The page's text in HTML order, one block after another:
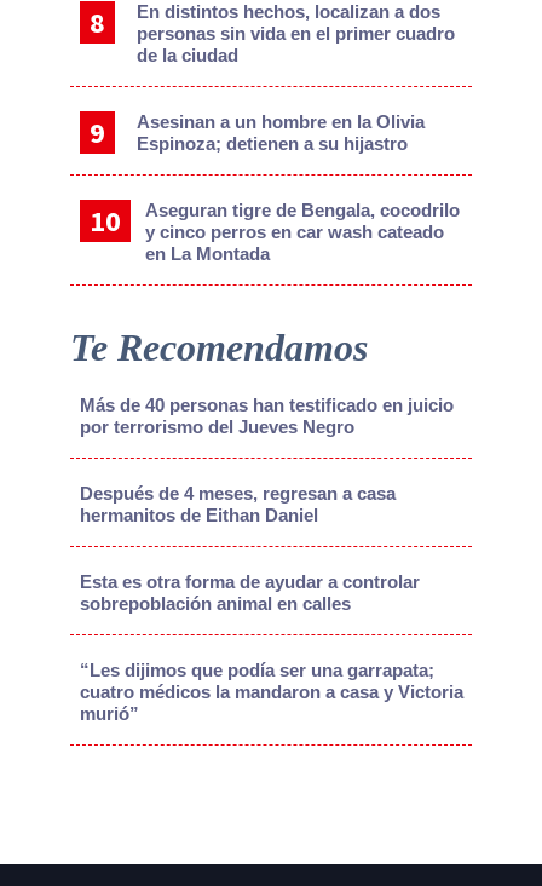
En distintos hechos, localizan a dos
personas sin vida en el primer cuadro
de la ciudad
Asesinan a un hombre en la Olivia
Espinoza; detienen a su hijastro
Aseguran tigre de Bengala, cocodrilo
y cinco perros en car wash cateado
en La Montada
Te Recomendamos
Más de 40 personas han testificado en juicio
por terrorismo del Jueves Negro
Después de 4 meses, regresan a casa
hermanitos de Eithan Daniel
Esta es otra forma de ayudar a controlar
sobrepoblación animal en calles
“Les dijimos que podía ser una garrapata;
cuatro médicos la mandaron a casa y Victoria
murió”